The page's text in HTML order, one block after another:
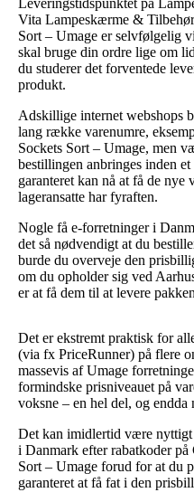
Vita Lampeskærme &
Sort – Umage er selvfølgelig
skal bruge din ordre lige om
du studerer det forventede
produkt.
Adskillige internet webshops
lang række varenumre,
Sockets Sort – Umage, men
bestillingen anbringes inden
garanteret kan nå at få de
lageransatte har fyraften.
Nogle få e-forretninger i
det så nødvendigt at du
burde du overveje den
om du opholder sig ved
er at få dem til at levere
Det er ekstremt praktisk for
(via fx PriceRunner) på flere
massevis af Umage
formindske prisniveauet på
voksne – en hel del, og
Det kan imidlertid være nyttigt
i Danmark efter rabatkoder
Sort – Umage forud for at du
garanteret at få fat i den